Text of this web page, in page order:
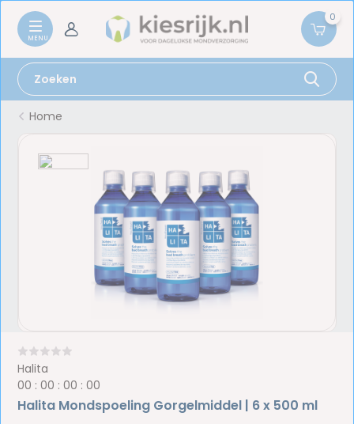
0
Home
Halita
00 :00 :00 :00
Halita Mondspoeling Gorgelmiddel | 6 x 500 ml